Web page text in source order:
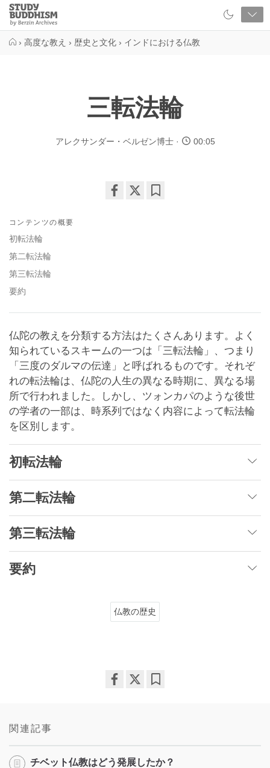
Close
Study
Buddhism
› 高度な教え › 歴史と文化 › インドにおける仏教
三転法輪
アレクサンダー・ベルゼン博士 00:05
コンテンツの概要
初転法輪
第二転法輪
第三転法輪
要約
仏陀の教えを分類する方法はたくさんあります。よく
知られているスキームの一つは「三転法輪」、つまり
「三度のダルマの伝達」と呼ばれるものです。それぞ
れの転法輪は、仏陀の人生の異なる時期に、異なる場
所で行われました。しかし、ツォンカパのような後世
の学者の一部は、時系列ではなく内容によって転法輪
を区別します。
初転法輪
第二転法輪
第三転法輪
要約
仏教の歴史
関連記事
チベット仏教はどう発展したか？